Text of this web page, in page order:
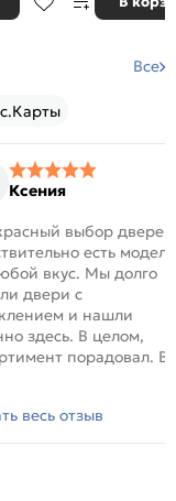
Все
Ксения
выбор
есть модели
вкус. Мы долго
двери с
и нашли
здесь. В целом,
порадовал. В
весь отзыв